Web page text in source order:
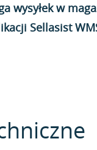
wysyłek w
Sellasist